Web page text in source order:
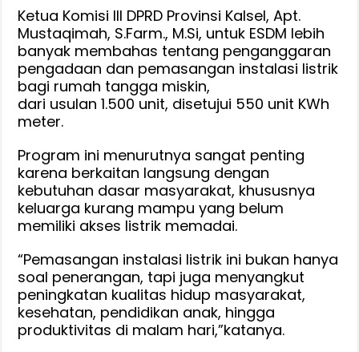
Unit
KWh
Meter
Ketua Komisi III DPRD Provinsi Kalsel, Apt.
Mustaqimah, S.Farm., M.Si, untuk ESDM lebih
banyak membahas tentang penganggaran
pengadaan dan pemasangan instalasi listrik
bagi rumah tangga miskin,
dari usulan 1.500 unit, disetujui 550 unit KWh
meter.
Program ini menurutnya sangat penting
karena berkaitan langsung dengan
kebutuhan dasar masyarakat, khususnya
keluarga kurang mampu yang belum
memiliki akses listrik memadai.
“Pemasangan instalasi listrik ini bukan hanya
soal penerangan, tapi juga menyangkut
peningkatan kualitas hidup masyarakat,
kesehatan, pendidikan anak, hingga
produktivitas di malam hari,”katanya.